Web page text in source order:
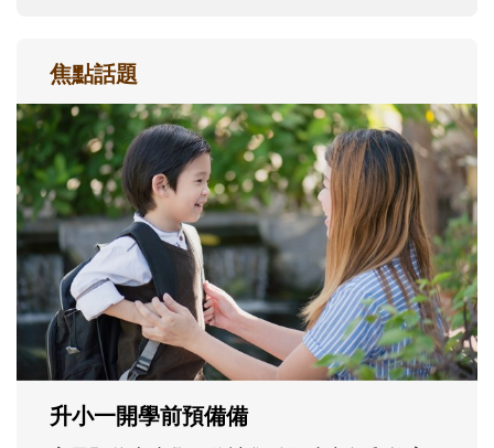
焦點話題
和孩子一起長大的那個男人│讀懂父親的
不同模樣
沒有人天生就擅長當爸爸！男人總是在一次
次「前所未有」的體驗中，跟著孩子一起長
大。從給予安全感的肢體遊戲，到獨立自
主、角色認同及解決問題的能力養成。爸爸
正嘗試用不同的模樣，參與孩子每個重要的